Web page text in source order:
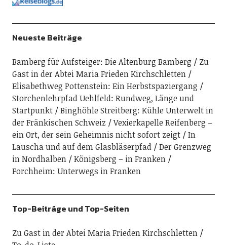
Neueste Beiträge
Bamberg für Aufsteiger: Die Altenburg Bamberg
Zu
Gast in der Abtei Maria Frieden Kirchschletten
Elisabethweg Pottenstein: Ein Herbstspaziergang
Storchenlehrpfad Uehlfeld: Rundweg, Länge und
Startpunkt
Binghöhle Streitberg: Kühle Unterwelt in
der Fränkischen Schweiz
Vexierkapelle Reifenberg –
ein Ort, der sein Geheimnis nicht sofort zeigt
In
Lauscha und auf dem Glasbläserpfad
Der Grenzweg
in Nordhalben
Königsberg – in Franken
Forchheim: Unterwegs in Franken
Top-Beiträge und Top-Seiten
Zu Gast in der Abtei Maria Frieden Kirchschletten